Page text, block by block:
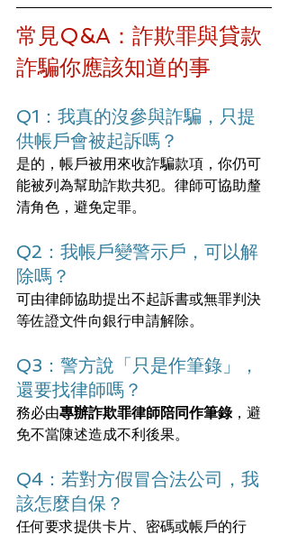
常見Q&A：詐欺罪與貸款
詐騙你應該知道的事
Q1：我真的沒參與詐騙，只提
供帳戶會被起訴嗎？
是的，帳戶被用來收詐騙款項，你仍可
能被列為幫助詐欺共犯。律師可協助釐
清角色，避免定罪。
Q2：我帳戶變警示戶，可以解
除嗎？
可由律師協助提出不起訴書或無罪判決
等佐證文件向銀行申請解除。
Q3：警方說「只是作筆錄」，
還要找律師嗎？
務必由專辦詐欺罪律師陪同作筆錄，避
免不當陳述造成不利後果。
Q4：若對方假冒合法公司，我
該怎麼自保？
任何要求提供卡片、密碼或帳戶的行